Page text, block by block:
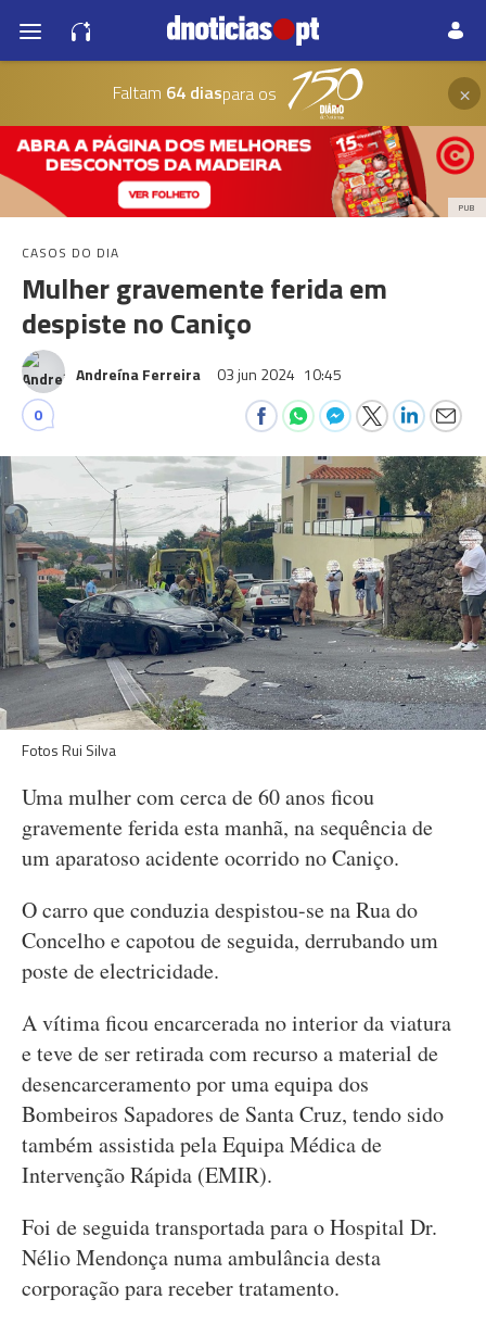
Faltam 64 diaspara os ×
PUB
CASOS DO DIA
Mulher gravemente ferida em
despiste no Caniço
Andreína Ferreira 03 jun 2024 10:45
0
Fotos Rui Silva
Uma mulher com cerca de 60 anos ficou
gravemente ferida esta manhã, na sequência de
um aparatoso acidente ocorrido no Caniço.
O carro que conduzia despistou-se na Rua do
Concelho e capotou de seguida, derrubando um
poste de electricidade.
A vítima ficou encarcerada no interior da viatura
e teve de ser retirada com recurso a material de
desencarceramento por uma equipa dos
Bombeiros Sapadores de Santa Cruz, tendo sido
também assistida pela Equipa Médica de
Intervenção Rápida (EMIR).
Foi de seguida transportada para o Hospital Dr.
Nélio Mendonça numa ambulância desta
corporação para receber tratamento.